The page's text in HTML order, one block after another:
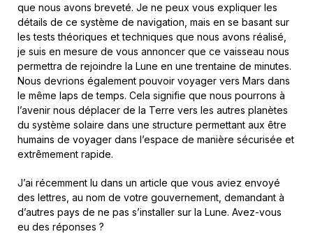
que nous avons breveté. Je ne peux vous expliquer les
détails de ce système de navigation, mais en se basant sur
les tests théoriques et techniques que nous avons réalisé,
je suis en mesure de vous annoncer que ce vaisseau nous
permettra de rejoindre la Lune en une trentaine de minutes.
Nous devrions également pouvoir voyager vers Mars dans
le même laps de temps. Cela signifie que nous pourrons à
l’avenir nous déplacer de la Terre vers les autres planètes
du système solaire dans une structure permettant aux être
humains de voyager dans l’espace de manière sécurisée et
extrêmement rapide.
J’ai récemment lu dans un article que vous aviez envoyé
des lettres, au nom de votre gouvernement, demandant à
d’autres pays de ne pas s’installer sur la Lune. Avez-vous
eu des réponses ?